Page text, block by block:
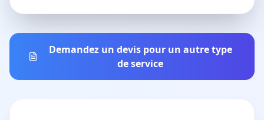
Demandez un devis pour un autre type
de service